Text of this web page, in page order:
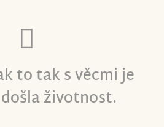
to tak s věcmi je
životnost.